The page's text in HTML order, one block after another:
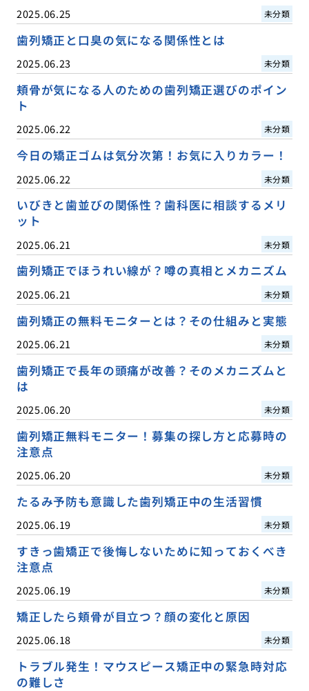
2025.06.25 未分類
歯列矯正と口臭の気になる関係性とは
2025.06.23 未分類
頬骨が気になる人のための歯列矯正選びのポイン
ト
2025.06.22 未分類
今日の矯正ゴムは気分次第！お気に入りカラー！
2025.06.22 未分類
いびきと歯並びの関係性？歯科医に相談するメリ
ット
2025.06.21 未分類
歯列矯正でほうれい線が？噂の真相とメカニズム
2025.06.21 未分類
歯列矯正の無料モニターとは？その仕組みと実態
2025.06.21 未分類
歯列矯正で長年の頭痛が改善？そのメカニズムと
は
2025.06.20 未分類
歯列矯正無料モニター！募集の探し方と応募時の
注意点
2025.06.20 未分類
たるみ予防も意識した歯列矯正中の生活習慣
2025.06.19 未分類
すきっ歯矯正で後悔しないために知っておくべき
注意点
2025.06.19 未分類
矯正したら頬骨が目立つ？顔の変化と原因
2025.06.18 未分類
トラブル発生！マウスピース矯正中の緊急時対応
の難しさ